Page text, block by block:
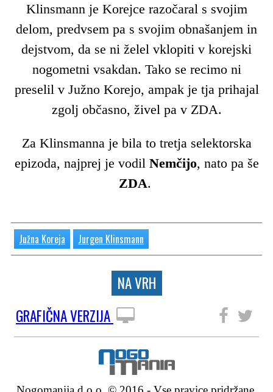
Klinsmann je Korejce razočaral s svojim
delom, predvsem pa s svojim obnašanjem in
dejstvom, da se ni želel vklopiti v korejski
nogometni vsakdan. Tako se recimo ni
preselil v Južno Korejo, ampak je tja prihajal
zgolj občasno, živel pa v ZDA.
Za Klinsmanna je bila to tretja selektorska
epizoda, najprej je vodil Nemčijo, nato pa še
ZDA.
Južna Koreja Jurgen Klinsmann
NA VRH
GRAFIČNA VERZIJA